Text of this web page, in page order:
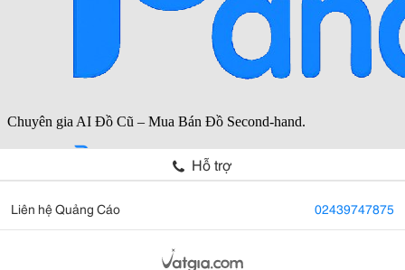
Hỗ trợ
Liên hệ Quảng Cáo 02439747875